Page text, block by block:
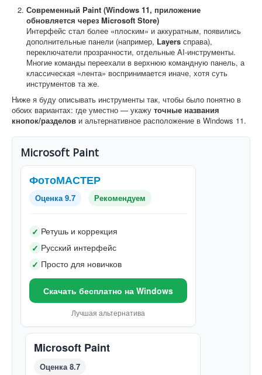
Современный Paint (Windows 11, приложение
обновляется через Microsoft Store)
Интерфейс стал более «плоским» и аккуратным, появились
дополнительные панели (например, Layers справа),
переключатели прозрачности, отдельные AI-инструменты.
Многие команды переехали в верхнюю командную панель, а
классическая «лента» воспринимается иначе, хотя суть
инструментов та же.
Ниже я буду описывать инструменты так, чтобы было понятно в
обоих вариантах: где уместно — укажу точные названия
кнопок/разделов и альтернативное расположение в Windows 11.
Microsoft Paint
ФотоМАСТЕР
Оценка 9.7 Рекомендуем
✓ Ретушь и коррекция
✓ Русский интерфейс
✓ Просто для новичков
Скачать бесплатно на Windows
Лучшая альтернатива
Microsoft Paint
Оценка 8.7